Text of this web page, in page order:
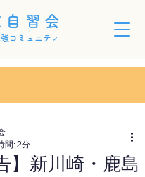
自習会
コミュニティ
】新川崎・鹿島
間: 2分